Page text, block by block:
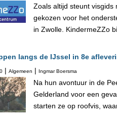
Zoals altijd steunt visgids
gekozen voor het
in Zwolle. KindermeZZo
langs de IJssel in 8e
| Algemeen | Ingmar Boersma
Na hun avontuur in de
Gelderland voor een
starten ze op roofvis,